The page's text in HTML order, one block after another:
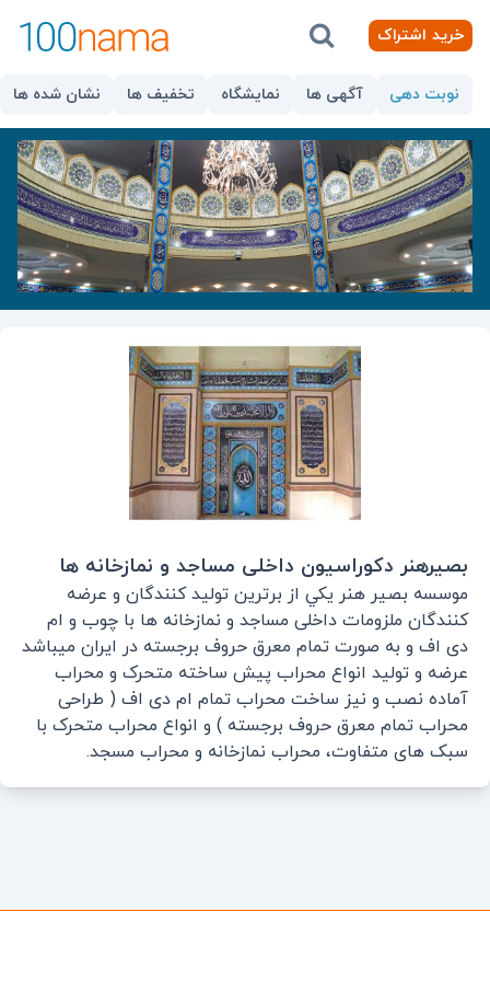
خرید اشتراک
نوبت دهی آگهی ها نمایشگاه تخفیف ها نشان شده ها
بصیرهنر دکوراسیون داخلی مساجد و نمازخانه ها
موسسه بصير هنر يکي از برترین توليد کنندگان و عرضه
کنندگان ملزومات داخلی مساجد و نمازخانه ها با چوب و ام
دی اف و به صورت تمام معرق حروف برجسته در ايران ميباشد
عرضه و تولید انواع محراب پیش ساخته متحرک و محراب
آماده نصب و نیز ساخت محراب تمام ام دی اف ( طراحی
محراب تمام معرق حروف برجسته ) و انواع محراب متحرک با
سبک های متفاوت، محراب نمازخانه و محراب مسجد.